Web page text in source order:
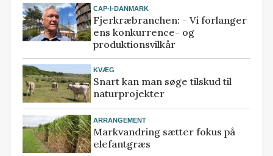
CAP-I-DANMARK
Fjerkræbranchen: - Vi forlanger
ens konkurrence- og
produktionsvilkår
KVÆG
Snart kan man søge tilskud til
naturprojekter
ARRANGEMENT
Markvandring sætter fokus på
elefantgræs